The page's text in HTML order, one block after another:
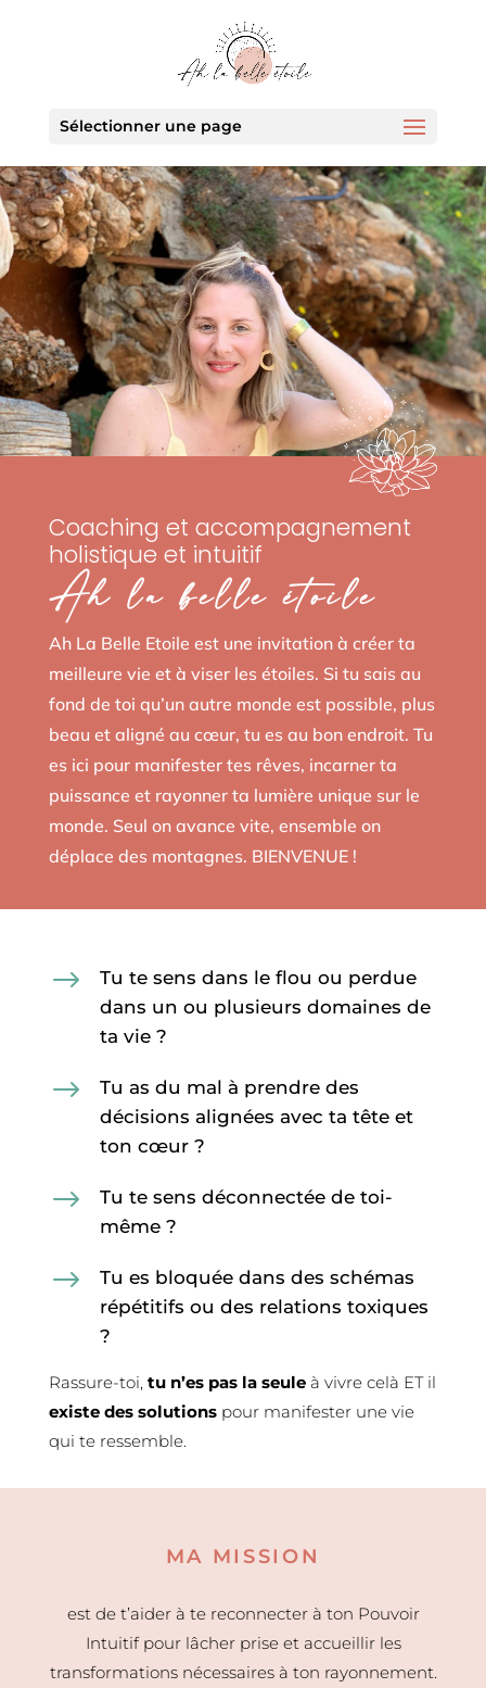
Sélectionner une page
Coaching et accompagnement
holistique et intuitif
Ah la belle étoile
Ah La Belle Etoile est une invitation à créer ta
meilleure vie et à viser les étoiles. Si tu sais au
fond de toi qu’un autre monde est possible, plus
beau et aligné au cœur, tu es au bon endroit. Tu
es ici pour manifester tes rêves, incarner ta
puissance et rayonner ta lumière unique sur le
monde. Seul on avance vite, ensemble on
déplace des montagnes. BIENVENUE !
$
Tu te sens dans le flou ou perdue
dans un ou plusieurs domaines de
ta vie ?
$
Tu as du mal à prendre des
décisions alignées avec ta tête et
ton cœur ?
$
Tu te sens déconnectée de toi-
même ?
$
Tu es bloquée dans des schémas
répétitifs ou des relations toxiques
?
Rassure-toi, tu n’es pas la seuleà vivre celà ET il
existe des solutions pour manifester une vie
qui te ressemble.
MA MISSION
est de t’aider à te reconnecter à ton Pouvoir
Intuitif pour lâcher prise et accueillir les
transformations nécessaires à ton rayonnement.